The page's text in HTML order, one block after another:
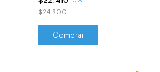
$24.900